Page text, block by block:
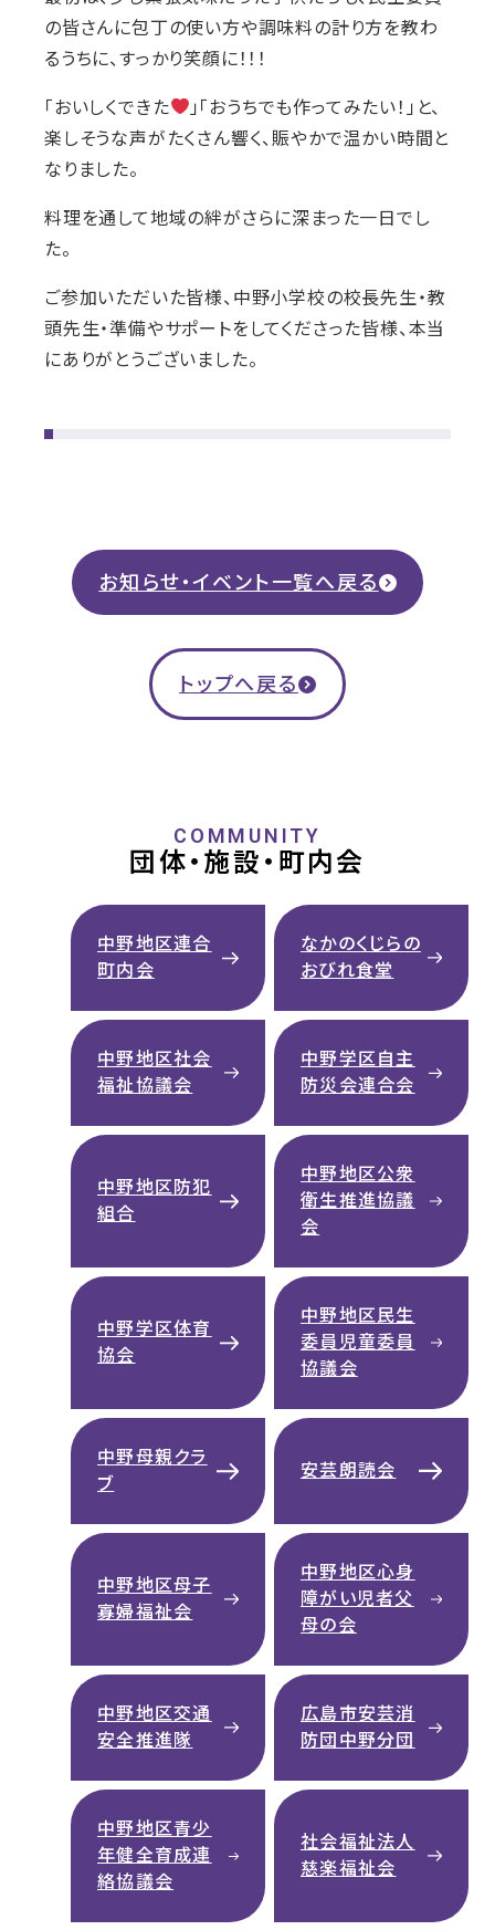
の皆さんに包丁の使い方や調味料の計り方を教わ
るうちに、すっかり笑顔に！！！
「おいしくできた
」「おうちでも作ってみたい！」と、
楽しそうな声がたくさん響く、賑やかで温かい時間と
なりました。
料理を通して地域の絆がさらに深まった一日でし
た。
ご参加いただいた皆様、中野小学校の校長先生・教
頭先生・準備やサポートをしてくださった皆様、本当
にありがとうございました。
お知らせ・イベント一覧へ戻る
トップへ戻る
COMMUNITY
団体・施設・町内会
中野地区連合
町内会
なかのくじらの
おびれ食堂
中野地区社会
福祉協議会
中野学区自主
防災会連合会
中野地区防犯
組合
中野地区公衆
衛生推進協議
会
中野学区体育
協会
中野地区民生
委員児童委員
協議会
中野母親クラ
ブ
安芸朗読会
中野地区母子
寡婦福祉会
中野地区心身
障がい児者父
母の会
中野地区交通
安全推進隊
広島市安芸消
防団中野分団
中野地区青少
年健全育成連
絡協議会
社会福祉法人
慈楽福祉会